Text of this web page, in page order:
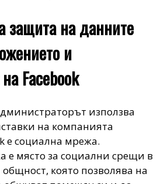
защита на данните
и
Facebook
използва
на компанията
е социална мрежа.
е място за социални срещи в
която позволява на